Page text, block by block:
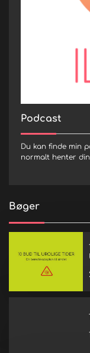
Podcast
Du kan finde min
normalt henter
Bøger